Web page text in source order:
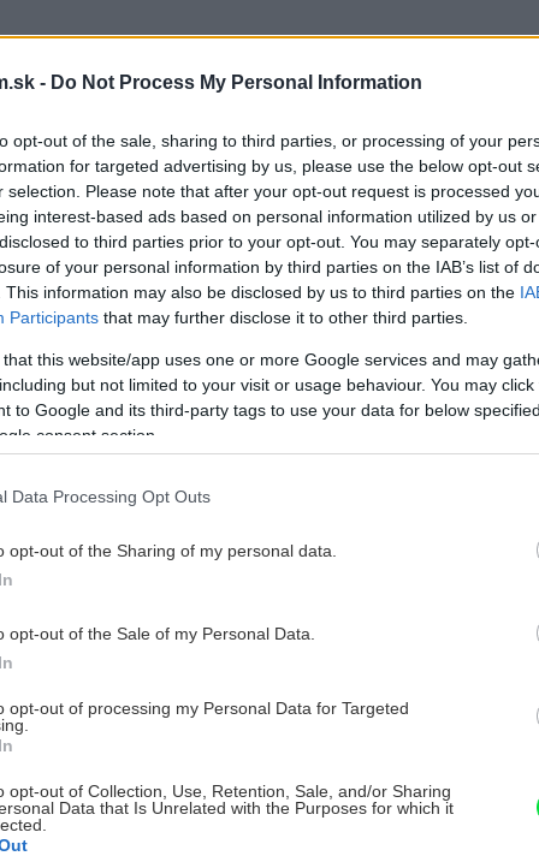
- Do Not Process My Personal Information
opt-out of the sale, sharing to third parties, or processing of your
for targeted advertising by us, please use the below opt-out
selection. Please note that after your opt-out request is processed
interest-based ads based on personal information utilized by us
to third parties prior to your opt-out. You may separately
of your personal information by third parties on the IAB’s list of
This information may also be disclosed by us to third parties on the
Participants that may further disclose it to other third parties.
that this website/app uses one or more Google services and may
but not limited to your visit or usage behaviour. You may
to Google and its third-party tags to use your data for below
consent section.
Data Processing Opt Outs
opt-out of the Sharing of my personal data.
opt-out of the Sale of my Personal Data.
opt-out of processing my Personal Data for Targeted
opt-out of Collection, Use, Retention, Sale, and/or Sharing
Data that Is Unrelated with the Purposes for which it